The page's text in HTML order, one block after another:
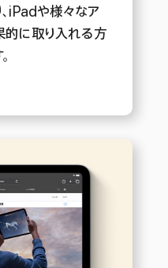
iPadや様々なア
的に取り入れる方